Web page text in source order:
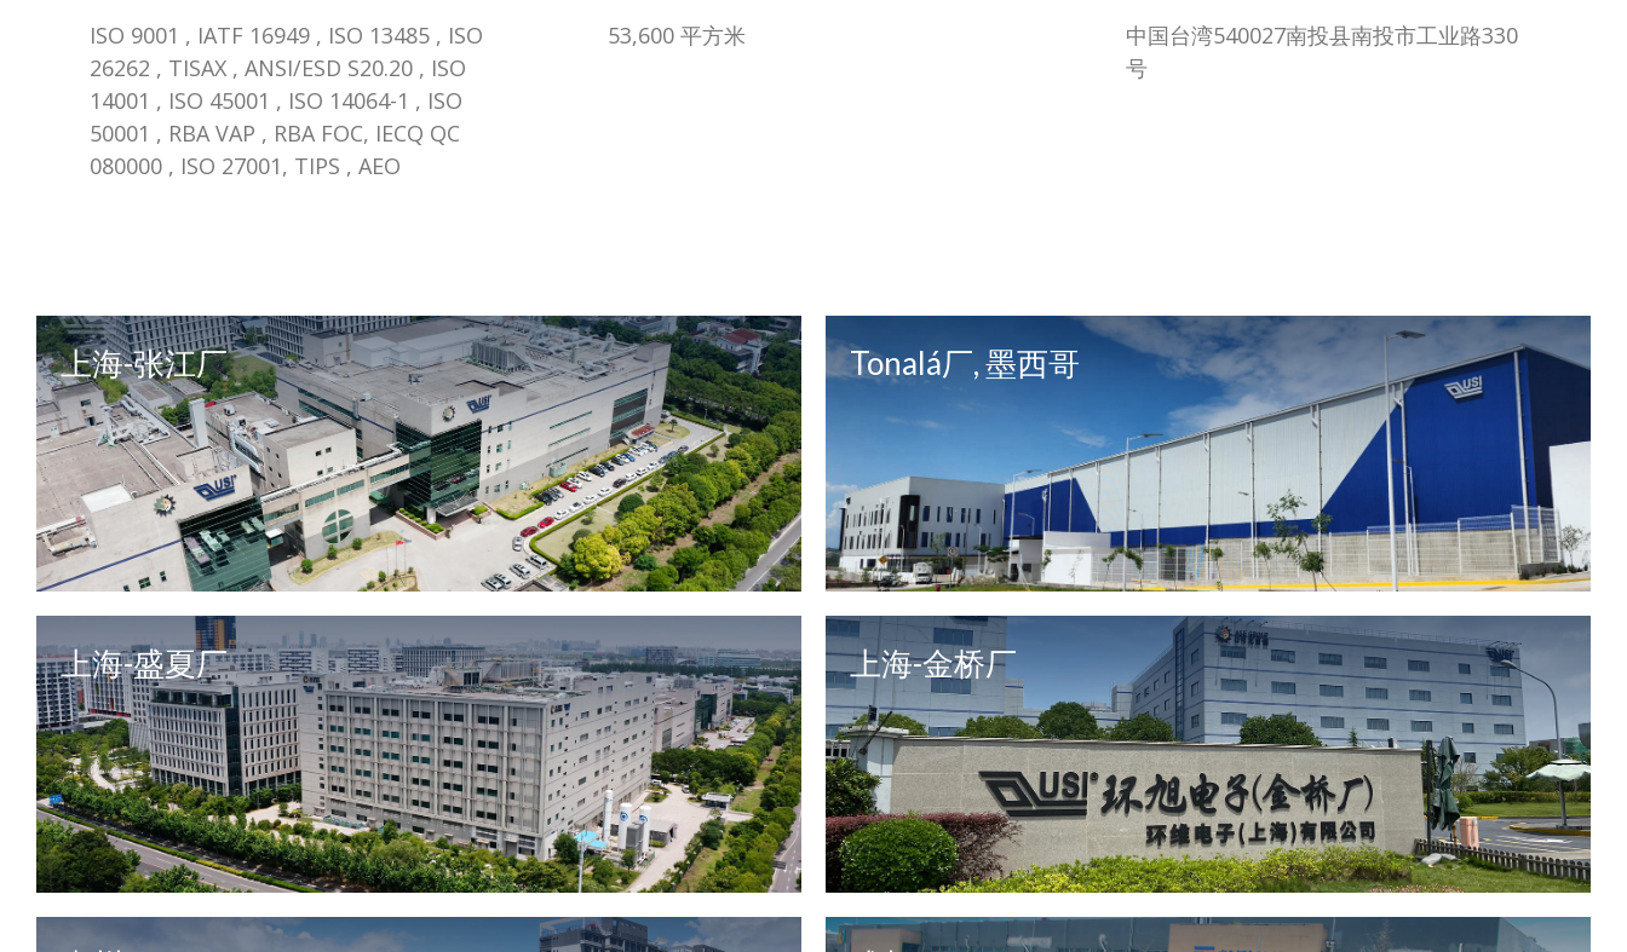
ISO 9001 , IATF 16949 , ISO 13485 , ISO
26262 , TISAX , ANSI/ESD S20.20 , ISO
14001 , ISO 45001 , ISO 14064-1 , ISO
50001 , RBA VAP , RBA FOC, IECQ QC
080000 , ISO 27001, TIPS , AEO
53,600 平方米
中国台湾540027南投县南投市工业路330
号
上海-张江厂 Tonalá厂, 墨西哥
上海-盛夏厂 上海-金桥厂